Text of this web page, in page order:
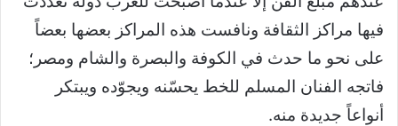
فيها مراكز الثقافة ونافست هذه المراكز بعضها بعضاً
على نحو ما حدث في الكوفة والبصرة والشام ومصر؛
فاتجه الفنان المسلم للخط يحسّنه ويجوّده ويبتكر
أنواعاً جديدة منه.